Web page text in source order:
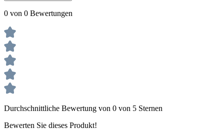
0 von 0 Bewertungen
Durchschnittliche Bewertung von 0 von 5 Sternen
Bewerten Sie dieses Produkt!